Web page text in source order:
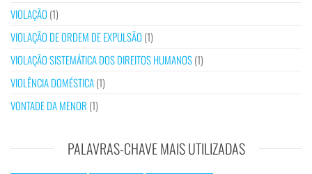
VIOLAÇÃO (1)
VIOLAÇÃO DE ORDEM DE EXPULSÃO (1)
VIOLAÇÃO SISTEMÁTICA DOS DIREITOS HUMANOS(1)
VIOLÊNCIA DOMÉSTICA(1)
VONTADE DA MENOR (1)
PALAVRAS-CHAVE MAIS UTILIZADAS